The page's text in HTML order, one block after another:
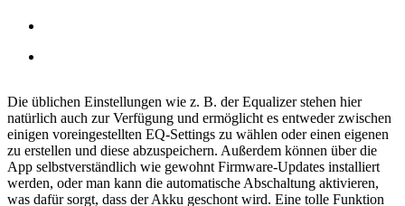
Die üblichen Einstellungen wie z. B. der Equalizer stehen hier
natürlich auch zur Verfügung und ermöglicht es entweder zwischen
einigen voreingestellten EQ-Settings zu wählen oder einen eigenen
zu erstellen und diese abzuspeichern. Außerdem können über die
App selbstverständlich wie gewohnt Firmware-Updates installiert
werden, oder man kann die automatische Abschaltung aktivieren,
was dafür sorgt, dass der Akku geschont wird. Eine tolle Funktion